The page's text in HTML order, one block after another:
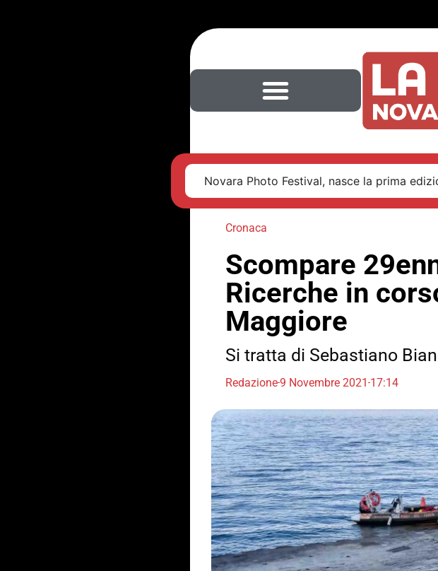
Novara Photo Festival, nasce la prima
Cronaca
Scompare
Ricerche in
Maggiore
Si tratta di Sebastiano
Redazione9 Novembre 2021 17:14